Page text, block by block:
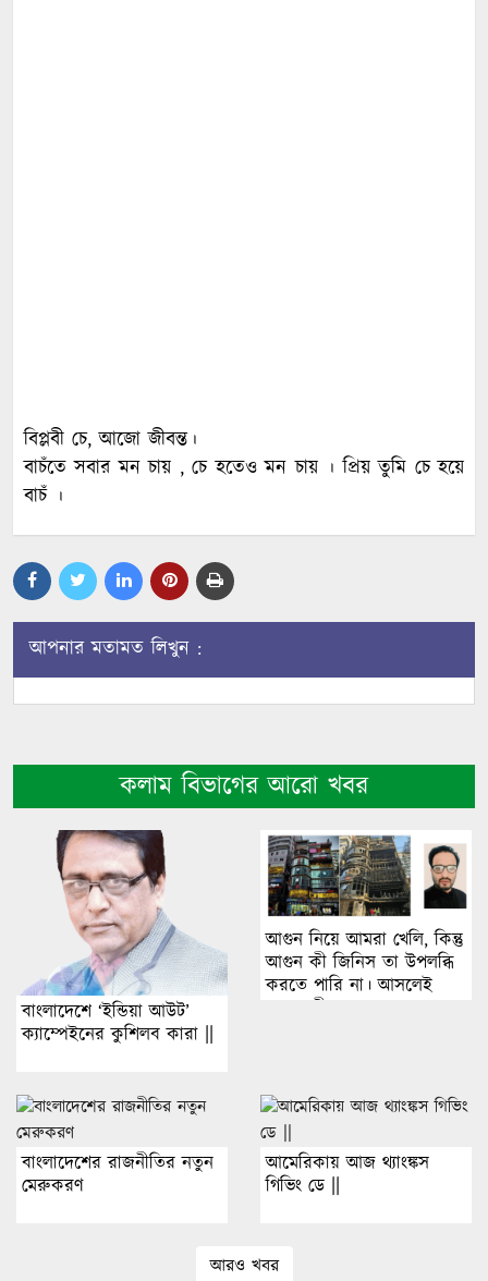
বিপ্লবী চে, আজো জীবন্ত।
বাচঁতে সবার মন চায় , চে হতেও মন চায় । প্রিয় তুমি চে হয়ে
বাচঁ ।
আপনার মতামত লিখুন :
কলাম বিভাগের আরো খবর
বাংলাদেশে ‘ইন্ডিয়া আউট’
ক্যাম্পেইনের কুশিলব কারা ||
আগুন নিয়ে আমরা খেলি, কিন্তু
আগুন কী জিনিস তা উপলব্ধি
করতে পারি না। আসলেই
আগুন কী?
বাংলাদেশের রাজনীতির নতুন
মেরুকরণ
আমেরিকায় আজ থ্যাংঙ্কস
গিভিং ডে ||
আরও খবর